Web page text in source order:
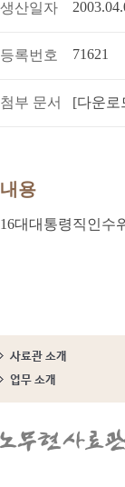
생산일자
등록번호 71621
첨부 문서 [다운로
내용
16대대통령직인수
사료관 소개
업무 소개